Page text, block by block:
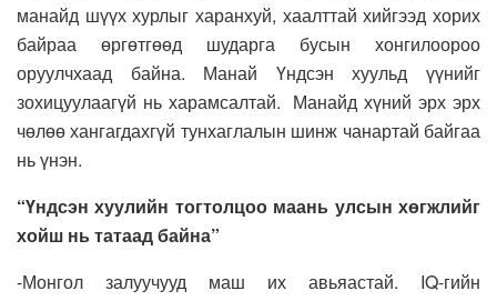
манайд шүүх хурлыг харанхуй, хаалттай хийгээд хорих
байраа өргөтгөөд шударга бусын хонгилоороо
оруулчхаад байна. Манай Үндсэн хуульд үүнийг
зохицуулаагүй нь харамсалтай. Манайд хүний эрх эрх
чөлөө хангагдахгүй тунхаглалын шинж чанартай байгаа
нь үнэн.
“Үндсэн хуулийн тогтолцоо маань улсын хөгжлийг
хойш нь татаад байна”
-Монгол залуучууд маш их авьяастай. IQ-гийн